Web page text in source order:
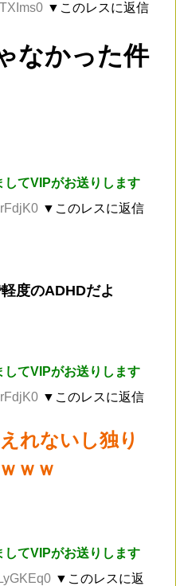
▼このレスに返信
なかった件
してVIPがお送りします
▼このレスに返信
度のADHDだよ
してVIPがお送りします
▼このレスに返信
れないし独り
ｗｗ
してVIPがお送りします
▼このレスに返